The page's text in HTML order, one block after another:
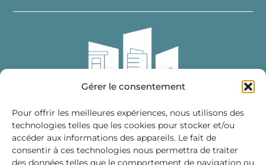
Gérer le consentement
Pour offrir les meilleures expériences, nous utilisons des
technologies telles que les cookies pour stocker et/ou
accéder aux informations des appareils. Le fait de
consentir à ces technologies nous permettra de traiter
des données telles que le comportement de navigation ou
Fédération des Distributeurs
de Matériaux de Construction